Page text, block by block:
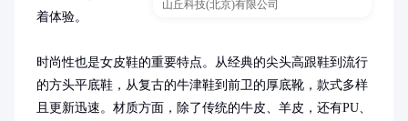
山丘科技(北京)有限公司
着体验。
时尚性也是女皮鞋的重要特点。从经典的尖头高跟鞋到流行
的方头平底鞋，从复古的牛津鞋到前卫的厚底靴，款式多样
且更新迅速。材质方面，除了传统的牛皮、羊皮，还有PU、